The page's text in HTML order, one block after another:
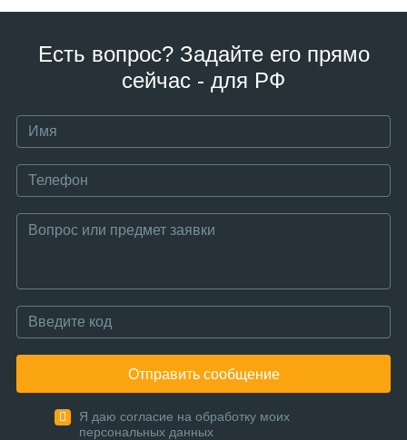
Есть вопрос? Задайте его прямо
сейчас - для РФ
Отправить сообщение
Я даю согласие на обработку моих
персональных данных